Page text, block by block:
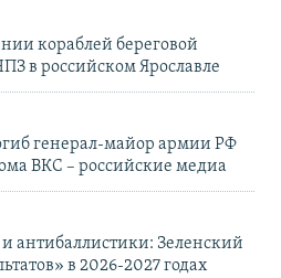
кораблей береговой
в российском Ярославле
генерал-майор армии РФ
ВКС – российские медиа
антибаллистики: Зеленский
в 2026-2027 годах